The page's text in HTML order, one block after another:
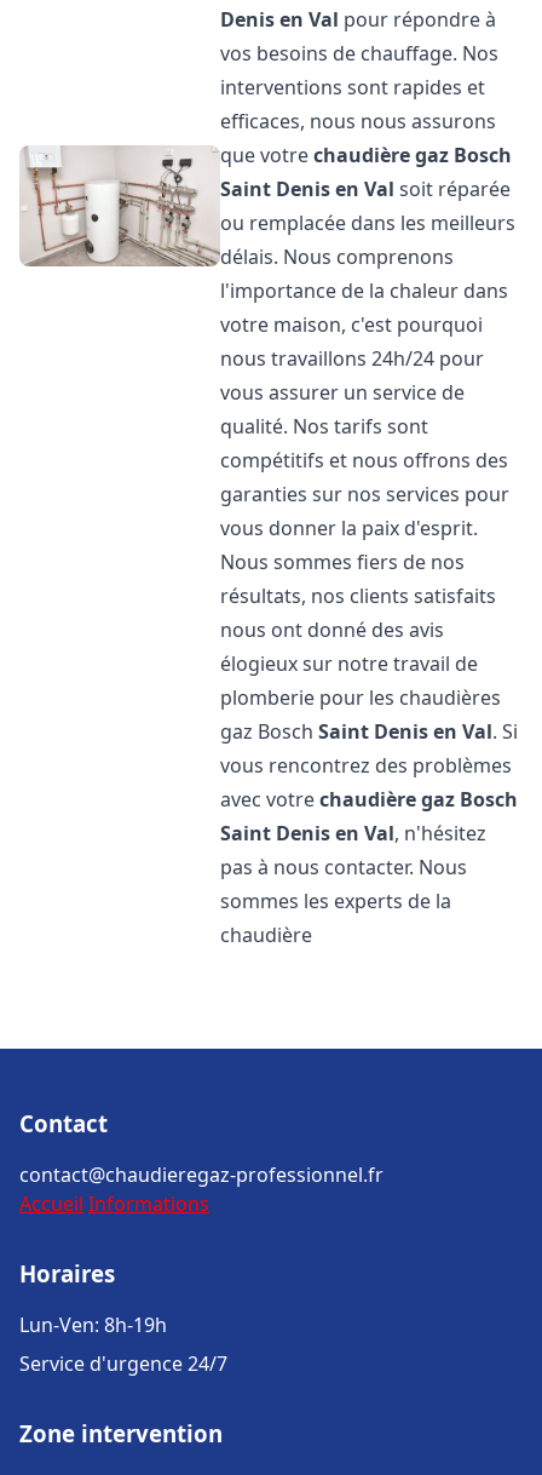
Denis en Val pour répondre à
vos besoins de chauffage. Nos
interventions sont rapides et
efficaces, nous nous assurons
que votrechaudière gaz Bosch
Saint Denis en Val soit réparée
ou remplacée dans les meilleurs
délais. Nous comprenons
l'importance de la chaleur dans
votre maison, c'est pourquoi
nous travaillons 24h/24 pour
vous assurer un service de
qualité. Nos tarifs sont
compétitifs et nous offrons des
garanties sur nos services pour
vous donner la paix d'esprit.
Nous sommes fiers de nos
résultats, nos clients satisfaits
nous ont donné des avis
élogieux sur notre travail de
plomberie pour les chaudières
gaz BoschSaint Denis en Val. Si
vous rencontrez des problèmes
avec votrechaudière gaz Bosch
Saint Denis en Val, n'hésitez
pas à nous contacter. Nous
sommes les experts de la
chaudière
Contact
contact@chaudieregaz-professionnel.fr
Accueil Informations
Horaires
Lun-Ven: 8h-19h
Service d'urgence 24/7
Zone intervention